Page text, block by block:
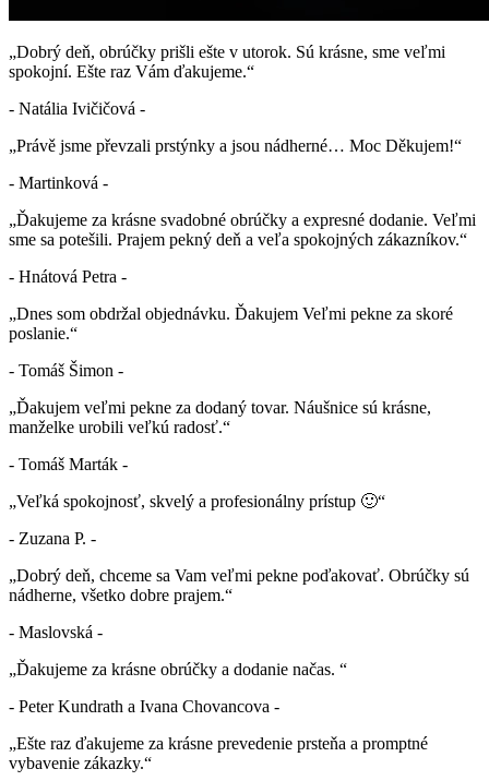
„Dobrý deň, obrúčky prišli ešte v utorok. Sú krásne, sme veľmi
spokojní. Ešte raz Vám ďakujeme.“
- Natália Ivičičová -
„Právě jsme převzali prstýnky a jsou nádherné… Moc Děkujem!“
- Martinková -
„Ďakujeme za krásne svadobné obrúčky a expresné dodanie. Veľmi
sme sa potešili. Prajem pekný deň a veľa spokojných zákazníkov.“
- Hnátová Petra -
„Dnes som obdržal objednávku. Ďakujem Veľmi pekne za skoré
poslanie.“
- Tomáš Šimon -
„Ďakujem veľmi pekne za dodaný tovar. Náušnice sú krásne,
manželke urobili veľkú radosť.“
- Tomáš Marták -
„Veľká spokojnosť, skvelý a profesionálny prístup 🙂“
- Zuzana P. -
„Dobrý deň, chceme sa Vam veľmi pekne poďakovať. Obrúčky sú
nádherne, všetko dobre prajem.“
- Maslovská -
„Ďakujeme za krásne obrúčky a dodanie načas. “
- Peter Kundrath a Ivana Chovancova -
„Ešte raz ďakujeme za krásne prevedenie prsteňa a promptné
vybavenie zákazky.“